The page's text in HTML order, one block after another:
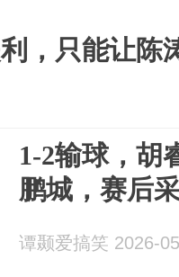
，只能让陈
1-2输球，胡
鹏城，赛后
谭颞爱搞笑 2026-